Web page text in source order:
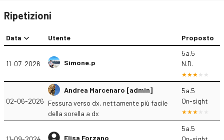
Ripetizioni
Data Utente Proposto
11-07-2026 Simone.p
5a.5
N.D.
02-06-2026
Andrea Marcenaro [admin]
Fessura verso dx, nettamente più facile
della sorella a dx
5a.5
On-sight
Elisa Forzano
5a.5